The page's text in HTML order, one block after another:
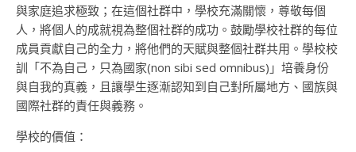
與家庭追求極致；在這個社群中，學校充滿關懷，尊敬每個
人，將個人的成就視為整個社群的成功。鼓勵學校社群的每位
成員貢獻自己的全力，將他們的天賦與整個社群共用。學校校
訓「不為自己，只為國家(non sibi sed omnibus)」培養身份
與自我的真義，且讓學生逐漸認知到自己對所屬地方、國族與
國際社群的責任與義務。
學校的價值：